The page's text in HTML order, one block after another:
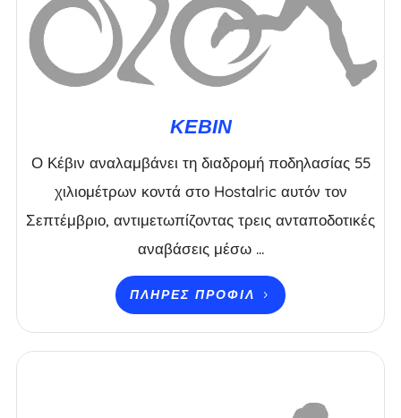
ΚΈΒΙΝ
Ο Κέβιν αναλαμβάνει τη διαδρομή ποδηλασίας 55
χιλιομέτρων κοντά στο Hostalric αυτόν τον
Σεπτέμβριο, αντιμετωπίζοντας τρεις ανταποδοτικές
αναβάσεις μέσω ...
ΠΛΉΡΕΣ ΠΡΟΦΊΛ